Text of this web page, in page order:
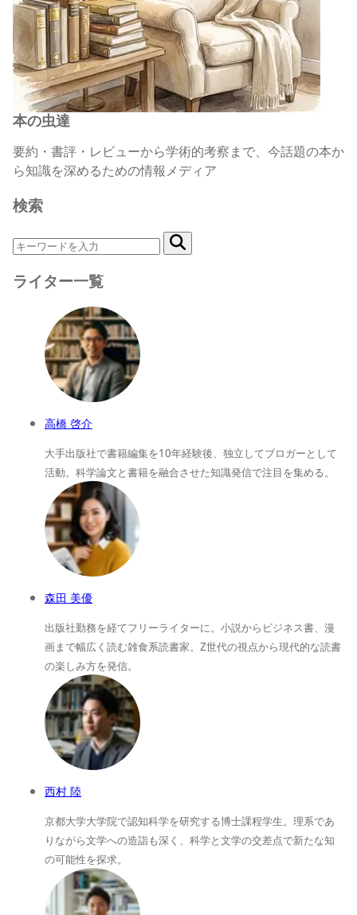
本の虫達
要約・書評・レビューから学術的考察まで、今話題の本か
ら知識を深めるための情報メディア
検索
ライター一覧
高橋 啓介
大手出版社で書籍編集を10年経験後、独立してブロガーとして
活動。科学論文と書籍を融合させた知識発信で注目を集める。
森田 美優
出版社勤務を経てフリーライターに。小説からビジネス書、漫
画まで幅広く読む雑食系読書家。Z世代の視点から現代的な読書
の楽しみ方を発信。
西村 陸
京都大学大学院で認知科学を研究する博士課程学生。理系であ
りながら文学への造詣も深く、科学と文学の交差点で新たな知
の可能性を探求。